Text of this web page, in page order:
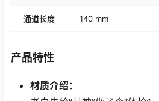
通道长度 140 mm
产品特性
材质介绍 ：